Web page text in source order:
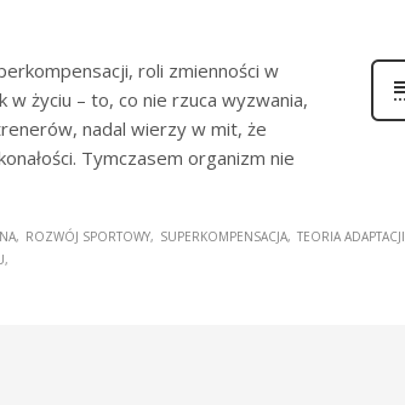
roli zmienności w
życiu – to, co nie rzuca wyzwania,
nadal wierzy w mit, że
Tymczasem organizm nie
ROZWÓJ SPORTOWY SUPERKOMPENSACJA TEORIA ADAPTACJI